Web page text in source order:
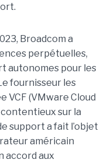
Broadcom a
perpétuelles,
autonomes pour les
fournisseur les
VCF (VMware Cloud
sur la
support a fait l’objet
américain
accord aux